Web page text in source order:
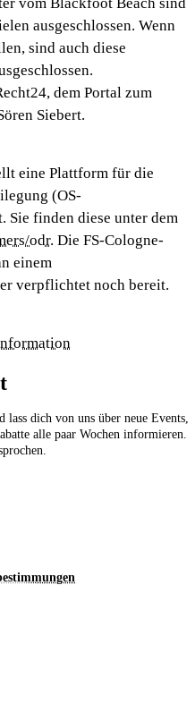
ausgeschlossen. Wenn
sind auch diese
dem Portal zum
Siebert.
eine Plattform für die
(OS-
Sie finden diese unter dem
odr. Die FS-Cologne-
einem
verpflichtet noch bereit.
lass dich von uns über neue Events,
alle paar Wochen informieren.